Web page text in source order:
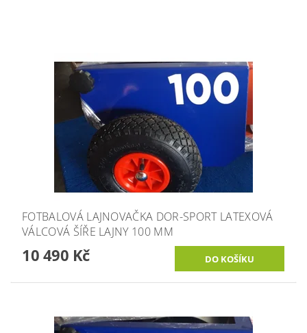
FOTBALOVÁ LAJNOVAČKA DOR-SPORT LATEXOVÁ
VÁLCOVÁ ŠÍŘE LAJNY 100 MM
10 490 Kč